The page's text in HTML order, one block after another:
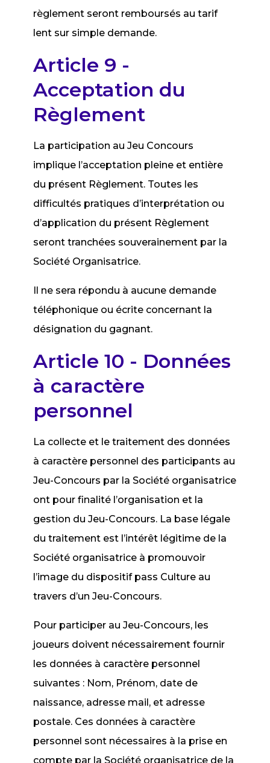
règlement seront remboursés au tarif
lent sur simple demande.
Article 9 -
Acceptation du
Règlement
La participation au Jeu Concours
implique l’acceptation pleine et entière
du présent Règlement. Toutes les
difficultés pratiques d’interprétation ou
d’application du présent Règlement
seront tranchées souverainement par la
Société Organisatrice.
Il ne sera répondu à aucune demande
téléphonique ou écrite concernant la
désignation du gagnant.
Article 10 - Données
à caractère
personnel
La collecte et le traitement des données
à caractère personnel des participants au
Jeu-Concours par la Société organisatrice
ont pour finalité l’organisation et la
gestion du Jeu-Concours. La base légale
du traitement est l’intérêt légitime de la
Société organisatrice à promouvoir
l’image du dispositif pass Culture au
travers d’un Jeu-Concours.
Pour participer au Jeu-Concours, les
joueurs doivent nécessairement fournir
les données à caractère personnel
suivantes : Nom, Prénom, date de
naissance, adresse mail, et adresse
postale. Ces données à caractère
personnel sont nécessaires à la prise en
compte par la Société organisatrice de la